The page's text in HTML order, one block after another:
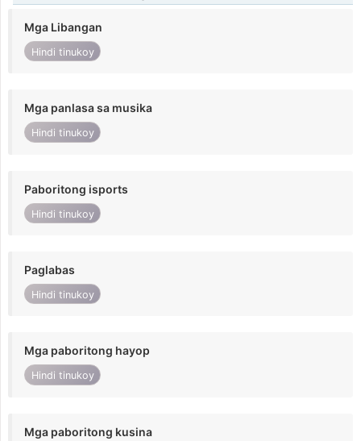
Mga Libangan
Hindi tinukoy
Mga panlasa sa musika
Hindi tinukoy
Paboritong isports
Hindi tinukoy
Paglabas
Hindi tinukoy
Mga paboritong hayop
Hindi tinukoy
Mga paboritong kusina